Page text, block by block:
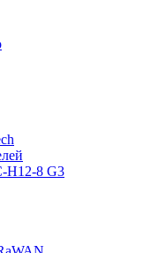
H12-8 G3